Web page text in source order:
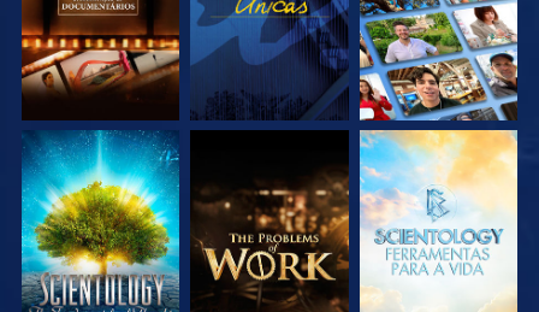
EXPLORE A SÉRIE EXPLORE A SÉRIE EXPLORE A SÉRIE